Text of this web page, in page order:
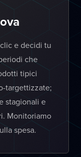
e decidi tu
che
tipici
targettizzate;
stagionali e
Monitoriamo
spesa.